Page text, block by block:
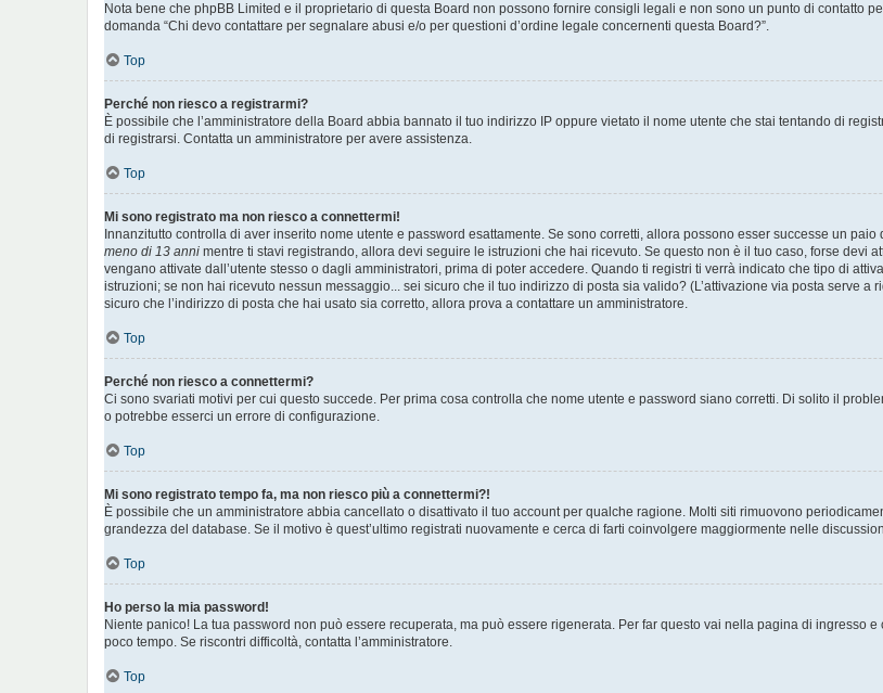
Nota bene che phpBB Limited e il proprietario di questa Board non possono fornire consigli legali e non sono un punto di contatto
domanda “Chi devo contattare per segnalare abusi e/o per questioni d’ordine legale concernenti questa Board?”.
Top
Perché non riesco a registrarmi?
È possibile che l’amministratore della Board abbia bannato il tuo indirizzo IP oppure vietato il nome utente che stai tentando di
di registrarsi. Contatta un amministratore per avere assistenza.
Top
Mi sono registrato ma non riesco a connettermi!
Innanzitutto controlla di aver inserito nome utente e password esattamente. Se sono corretti, allora possono esser successe un
meno di 13 anni mentre ti stavi registrando, allora devi seguire le istruzioni che hai ricevuto. Se questo non è il tuo caso, forse devi
vengano attivate dall’utente stesso o dagli amministratori, prima di poter accedere. Quando ti registri ti verrà indicato che tipo di
istruzioni; se non hai ricevuto nessun messaggio... sei sicuro che il tuo indirizzo di posta sia valido? (L’attivazione via posta serve
sicuro che l’indirizzo di posta che hai usato sia corretto, allora prova a contattare un amministratore.
Top
Perché non riesco a connettermi?
Ci sono svariati motivi per cui questo succede. Per prima cosa controlla che nome utente e password siano corretti. Di solito il
o potrebbe esserci un errore di configurazione.
Top
Mi sono registrato tempo fa, ma non riesco più a connettermi?!
È possibile che un amministratore abbia cancellato o disattivato il tuo account per qualche ragione. Molti siti rimuovono
grandezza del database. Se il motivo è quest’ultimo registrati nuovamente e cerca di farti coinvolgere maggiormente nelle
Top
Ho perso la mia password!
Niente panico! La tua password non può essere recuperata, ma può essere rigenerata. Per far questo vai nella pagina di ingresso e
poco tempo. Se riscontri difficoltà, contatta l’amministratore.
Top